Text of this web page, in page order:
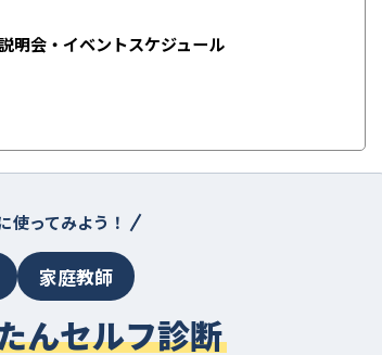
明会・イベントスケジュール
使ってみよう！
家庭教師
んセルフ診断